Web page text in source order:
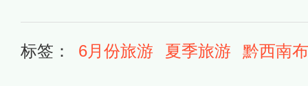
标签： 6月份旅游 夏季旅游 黔西南